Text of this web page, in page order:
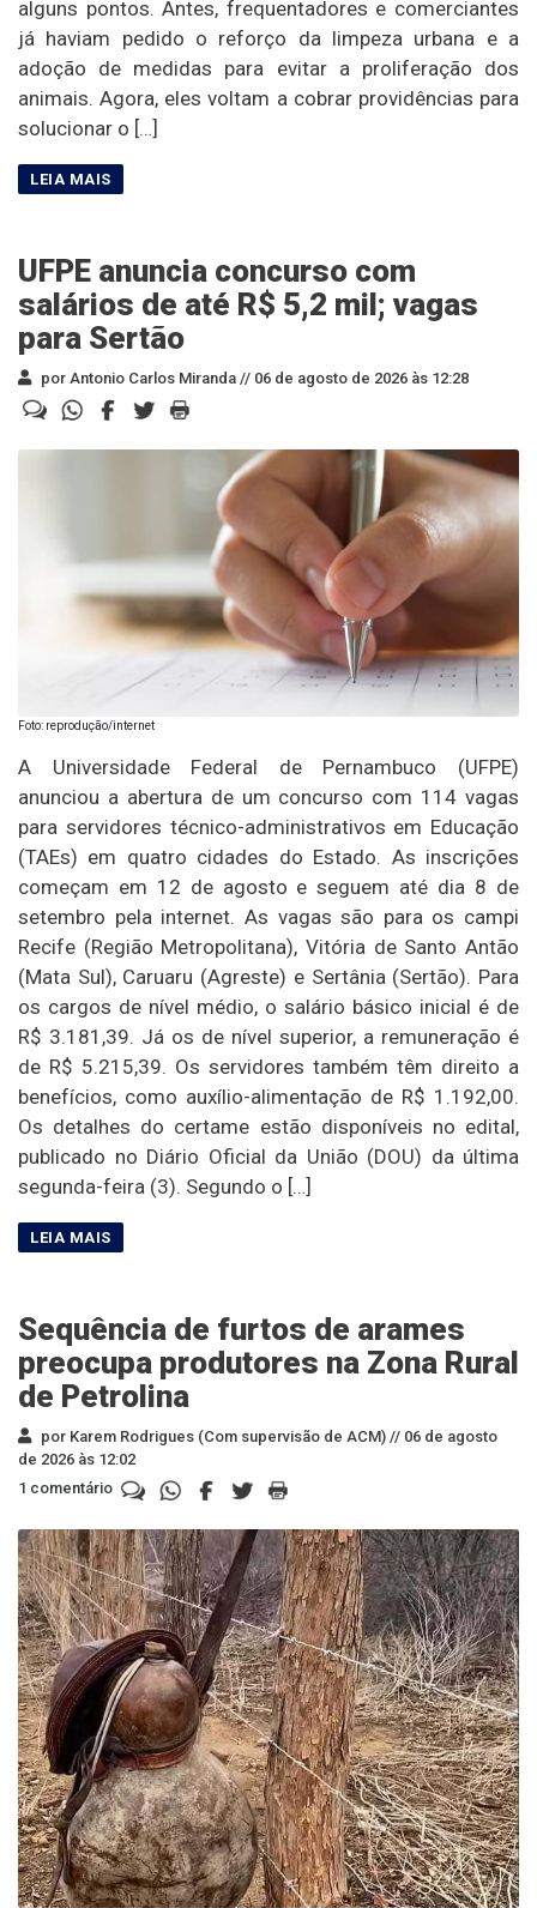
alguns pontos. Antes, frequentadores e comerciantes
já haviam pedido o reforço da limpeza urbana e a
adoção de medidas para evitar a proliferação dos
animais. Agora, eles voltam a cobrar providências para
solucionar o […]
UFPE anuncia concurso com
salários de até R$ 5,2 mil; vagas
para Sertão
por Antonio Carlos Miranda // 06 de agosto de 2026 às 12:28
Foto: reprodução/internet
A Universidade Federal de Pernambuco (UFPE)
anunciou a abertura de um concurso com 114 vagas
para servidores técnico-administrativos em Educação
(TAEs) em quatro cidades do Estado. As inscrições
começam em 12 de agosto e seguem até dia 8 de
setembro pela internet. As vagas são para os campi
Recife (Região Metropolitana), Vitória de Santo Antão
(Mata Sul), Caruaru (Agreste) e Sertânia (Sertão). Para
os cargos de nível médio, o salário básico inicial é de
R$ 3.181,39. Já os de nível superior, a remuneração é
de R$ 5.215,39. Os servidores também têm direito a
benefícios, como auxílio-alimentação de R$ 1.192,00.
Os detalhes do certame estão disponíveis no edital,
publicado no Diário Oficial da União (DOU) da última
segunda-feira (3). Segundo o […]
Sequência de furtos de arames
preocupa produtores na Zona Rural
de Petrolina
por Karem Rodrigues (Com supervisão de ACM) // 06 de agosto
de 2026 às 12:02
1 comentário